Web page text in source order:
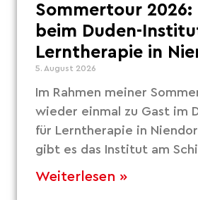
Sommertour 2026:
beim Duden-
Lerntherapie in
5. August 2026
Im Rahmen meiner
wieder einmal zu Gast im
für Lerntherapie in
gibt es das Institut am
Weiterlesen »